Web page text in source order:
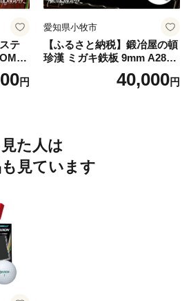
テ
用
ずれ
円
愛知県小牧市
【ふるさと納税】鍛冶屋の頓
珍漢 ミガキ鉄板 9mm A280T
9 イワタニ 炉ばた大将 炙り
や 専用 キャンプ ステンレス
40,000円
た人は
見ています